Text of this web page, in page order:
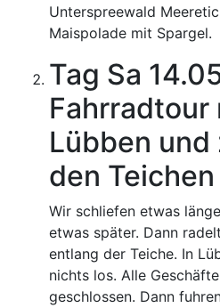
Unterspreewald
Maispolade mit Spargel.
Tag Sa
Fahrradtour
Lübben und
den
Wir schliefen etwas
etwas später. Dann
entlang der Teiche. In
nichts los. Alle
geschlossen. Dann